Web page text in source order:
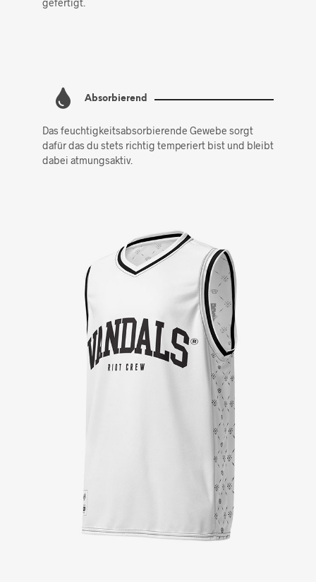
gefertigt.
Absorbierend
Das feuchtigkeitsabsorbierende Gewebe sorgt
dafür das du stets richtig temperiert bist und bleibt
dabei atmungsaktiv.